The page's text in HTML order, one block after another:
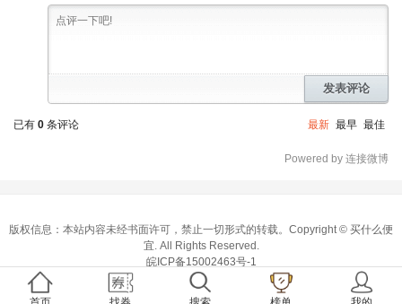
发表评论
已有 0 条评论 最新 最早 最佳
Powered by 连接微博
版权信息：本站内容未经书面许可，禁止一切形式的转载。Copyright © 买什么便
宜 . All Rights Reserved.
皖ICP备15002463号-1